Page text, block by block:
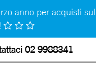
anno per acquisti sul
02 9988341